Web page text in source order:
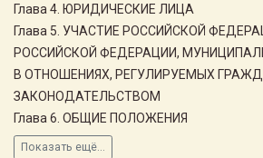
Глава 4. ЮРИДИЧЕСКИЕ ЛИЦА
Глава 5. УЧАСТИЕ РОССИЙСКОЙ
РОССИЙСКОЙ ФЕДЕРАЦИИ,
В ОТНОШЕНИЯХ, РЕГУЛИРУЕМЫХ
ЗАКОНОДАТЕЛЬСТВОМ
Глава 6. ОБЩИЕ ПОЛОЖЕНИЯ
Показать ещё...